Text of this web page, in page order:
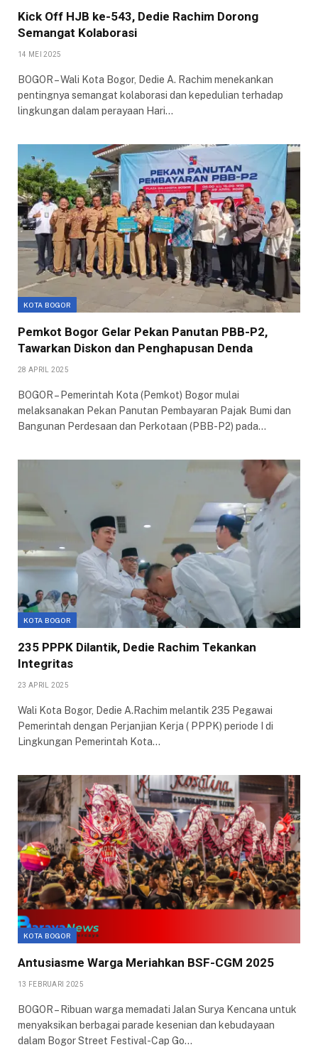
Kick Off HJB ke-543, Dedie Rachim Dorong
Semangat Kolaborasi
14 MEI 2025
BOGOR – Wali Kota Bogor, Dedie A. Rachim menekankan
pentingnya semangat kolaborasi dan kepedulian terhadap
lingkungan dalam perayaan Hari…
KOTA BOGOR
Pemkot Bogor Gelar Pekan Panutan PBB-P2,
Tawarkan Diskon dan Penghapusan Denda
28 APRIL 2025
BOGOR – Pemerintah Kota (Pemkot) Bogor mulai
melaksanakan Pekan Panutan Pembayaran Pajak Bumi dan
Bangunan Perdesaan dan Perkotaan (PBB-P2) pada…
KOTA BOGOR
235 PPPK Dilantik, Dedie Rachim Tekankan
Integritas
23 APRIL 2025
Wali Kota Bogor, Dedie A.Rachim melantik 235 Pegawai
Pemerintah dengan Perjanjian Kerja ( PPPK) periode I di
Lingkungan Pemerintah Kota…
KOTA BOGOR
Antusiasme Warga Meriahkan BSF-CGM 2025
13 FEBRUARI 2025
BOGOR – Ribuan warga memadati Jalan Surya Kencana untuk
menyaksikan berbagai parade kesenian dan kebudayaan
dalam Bogor Street Festival-Cap Go…